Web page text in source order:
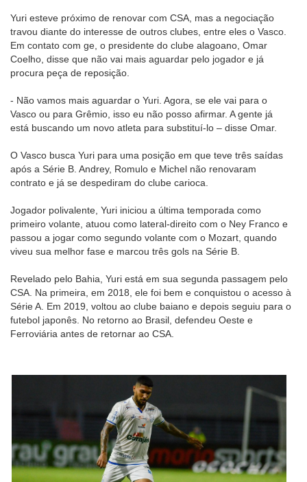
Yuri esteve próximo de renovar com CSA, mas a negociação
travou diante do interesse de outros clubes, entre eles o Vasco.
Em contato com ge, o presidente do clube alagoano, Omar
Coelho, disse que não vai mais aguardar pelo jogador e já
procura peça de reposição.
- Não vamos mais aguardar o Yuri. Agora, se ele vai para o
Vasco ou para Grêmio, isso eu não posso afirmar. A gente já
está buscando um novo atleta para substituí-lo – disse Omar.
O Vasco busca Yuri para uma posição em que teve três saídas
após a Série B. Andrey, Romulo e Michel não renovaram
contrato e já se despediram do clube carioca.
Jogador polivalente, Yuri iniciou a última temporada como
primeiro volante, atuou como lateral-direito com o Ney Franco e
passou a jogar como segundo volante com o Mozart, quando
viveu sua melhor fase e marcou três gols na Série B.
Revelado pelo Bahia, Yuri está em sua segunda passagem pelo
CSA. Na primeira, em 2018, ele foi bem e conquistou o acesso à
Série A. Em 2019, voltou ao clube baiano e depois seguiu para o
futebol japonês. No retorno ao Brasil, defendeu Oeste e
Ferroviária antes de retornar ao CSA.